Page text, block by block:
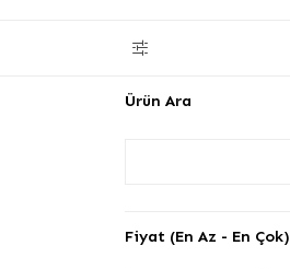
Ürün Ara
Fiyat (En Az - En Çok)